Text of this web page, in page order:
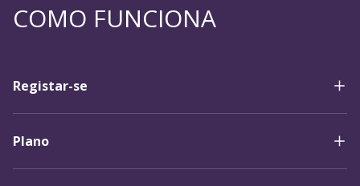
COMO FUNCIONA
Registar-se
Plano